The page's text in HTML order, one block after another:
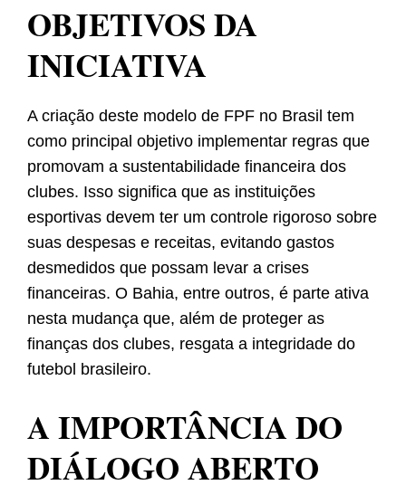
OBJETIVOS DA
INICIATIVA
A criação deste modelo de FPF no Brasil tem
como principal objetivo implementar regras que
promovam a sustentabilidade financeira dos
clubes. Isso significa que as instituições
esportivas devem ter um controle rigoroso sobre
suas despesas e receitas, evitando gastos
desmedidos que possam levar a crises
financeiras. O Bahia, entre outros, é parte ativa
nesta mudança que, além de proteger as
finanças dos clubes, resgata a integridade do
futebol brasileiro.
A IMPORTÂNCIA DO
DIÁLOGO ABERTO